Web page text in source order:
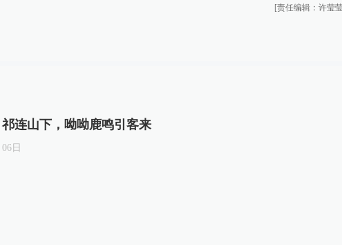
[责任编辑：许莹
祁连山下，呦呦鹿鸣引客来
06日